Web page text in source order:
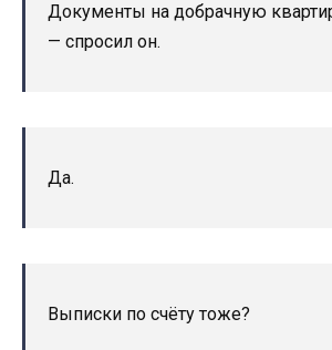
Документы на добрачную
— спросил он.
Да.
Выписки по счёту тоже?